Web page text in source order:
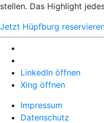
stellen. Das Highlight
Jetzt Hüpfburg
LinkedIn öffnen
Xing öffnen
Impressum
Datenschutz